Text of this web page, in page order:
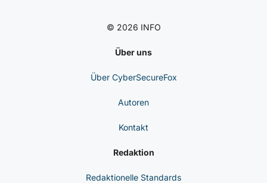
© 2026 INFO
Über uns
Über CyberSecureFox
Autoren
Kontakt
Redaktion
Redaktionelle Standards